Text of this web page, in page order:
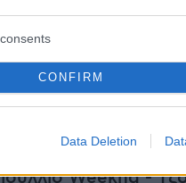
CONFIRM
Data Deletion
Weeknd -